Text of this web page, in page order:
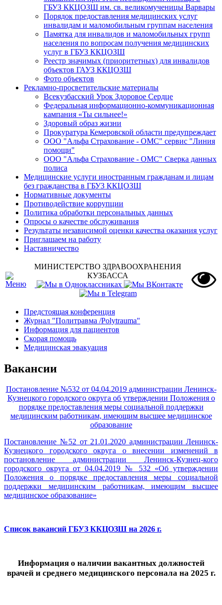
ГБУЗ ККЦОЗШ им. св. великомученицы Варвары
Порядок предоставления медицинских услуг
инвалидам и маломобильным группам населения
Памятка для инвалидов и маломобильных групп
населения по вопросам получения медицинских
услуг в ГБУЗ ККЦОЗШ
Реестр значимых (приоритетных) для инвалидов
объектов ГАУЗ ККЦОЗШ
Фото объектов
Рекламно-просветительские материалы
Всекузбасский Урок Здоровое Сердце
Федеральная информационно-коммуникационная
кампания «Ты сильнее!»
Здоровый образ жизни
Прокуратура Кемеровской области предупреждает
ООО "Альфа Страхование - ОМС" сервис "Линия
помощи"
ООО "Альфа Страхование - ОМС" Сверка данных
полиса
Медицинские услуги иностранным гражданам и лицам
без гражданства в ГБУЗ ККЦОЗШ
Нормативные документы
Противодействие коррупции
Политика обработки персональных данных
Опросы о качестве обслуживания
Результаты независимой оценки качества оказания услуг
Приглашаем на работу
Наставничество
МИНИСТЕРСТВО ЗДРАВООХРАНЕНИЯ
КУЗБАССА
Предстоящая конференция
Журнал "Политравма /Polytrauma"
Информация для пациентов
Скорая помощь
Медицинская эвакуация
Вакансии
Постановление №532 от 04.04.2019 администрации Ленинск-
Кузнецкого городского округа об утверждении Положения о
порядке предоставления меры социальной поддержки
медицинским работникам, имеющим высшее медицинское
образование
Постановление №52 от 21.01.2020 администрации Ленинск-
Кузнецкого городского округа о внесении изменений в
постановление администрации Ленинск-Кузнец-кого
городского округа от 04.04.2019 № 532 «Об утверждении
Положения о порядке предоставления меры социальной
поддержки медицинским работникам, имеющим высшее
медицинское образование»
Список вакансий ГБУЗ ККЦОЗШ на 2026 г.
Информация о наличии вакантных должностей
врачей и среднего медицинского персоналана 2025 г.